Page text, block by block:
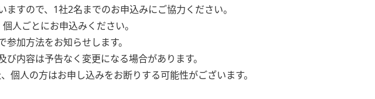
ますので、1社2名までのお申込みにご協力ください。
人ごとにお申込みください。
加方法をお知らせします。
び内容は予告なく変更になる場合があります。
個人の方はお申し込みをお断りする可能性がございます。